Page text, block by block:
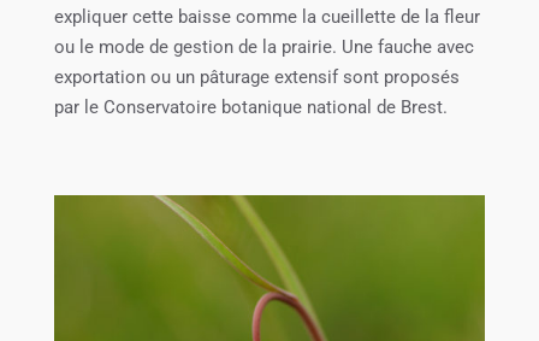
expliquer cette baisse comme la cueillette de la fleur
ou le mode de gestion de la prairie. Une fauche avec
exportation ou un pâturage extensif sont proposés
par le Conservatoire botanique national de Brest.